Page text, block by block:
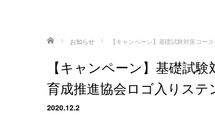
ホーム お知らせ 【キャンペーン】基礎試験対策コー
【キャンペーン】基礎試
育成推進協会ロゴ入りス
2020.12.2